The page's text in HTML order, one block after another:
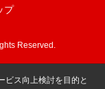
プ
Reserved.
ビス向上検討を目的と